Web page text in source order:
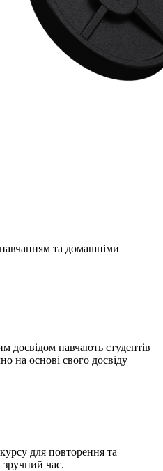
та домашніми
досвідом навчають студентів
на основі свого досвіду
для повторення та
зручний час.